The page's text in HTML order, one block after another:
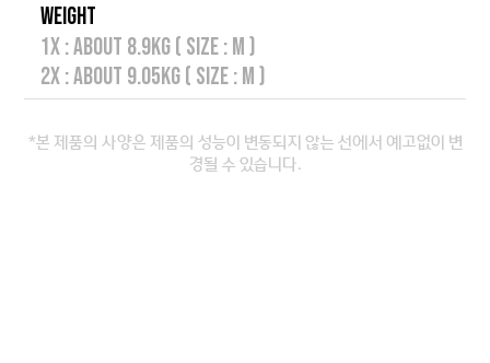
WEIGHT
1X : ABOUT 8.9KG ( SIZE : M )
2X : ABOUT 9.05KG ( SIZE : M )
*본 제품의 사양은 제품의 성능이 변동되지 않는 선에서 예고없이 변
경될 수 있습니다.